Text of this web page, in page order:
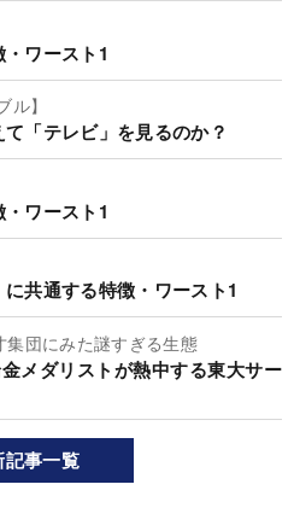
ワースト1
】
「テレビ」を見るのか？
・ワースト1
に共通する特徴・ワースト1
団にみた謎すぎる生態
メダリストが熱中する東大サー
記事一覧